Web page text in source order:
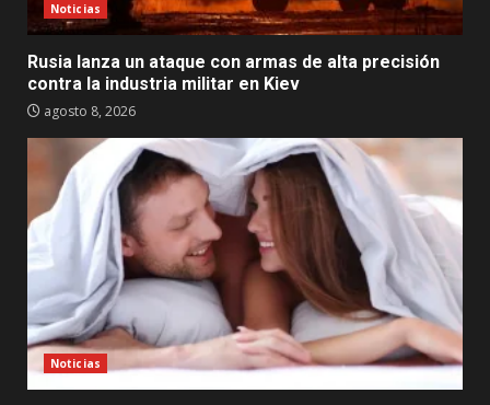
Noticias
Rusia lanza un ataque con armas de alta precisión
contra la industria militar en Kiev
agosto 8, 2026
Noticias